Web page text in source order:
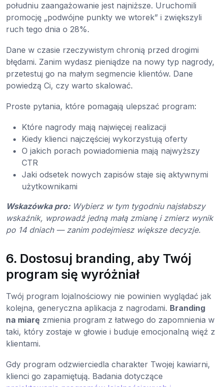
południu zaangażowanie jest najniższe. Uruchomili
promocję „podwójne punkty we wtorek” i zwiększyli
ruch tego dnia o 28%.
Dane w czasie rzeczywistym chronią przed drogimi
błędami. Zanim wydasz pieniądze na nowy typ nagrody,
przetestuj go na małym segmencie klientów. Dane
powiedzą Ci, czy warto skalować.
Proste pytania, które pomagają ulepszać program:
Które nagrody mają najwięcej realizacji
Kiedy klienci najczęściej wykorzystują oferty
O jakich porach powiadomienia mają najwyższy
CTR
Jaki odsetek nowych zapisów staje się aktywnymi
użytkownikami
Wskazówka pro: Wybierz w tym tygodniu najsłabszy
wskaźnik, wprowadź jedną małą zmianę i zmierz wynik
po 14 dniach — zanim podejmiesz większe decyzje.
6. Dostosuj branding, aby Twój
program się wyróżniał
Twój program lojalnościowy nie powinien wyglądać jak
kolejna, generyczna aplikacja z nagrodami. Branding
na miarę zmienia program z łatwego do zapomnienia w
taki, który zostaje w głowie i buduje emocjonalną więź z
klientami.
Gdy program odzwierciedla charakter Twojej kawiarni,
klienci go zapamiętują. Badania dotyczące